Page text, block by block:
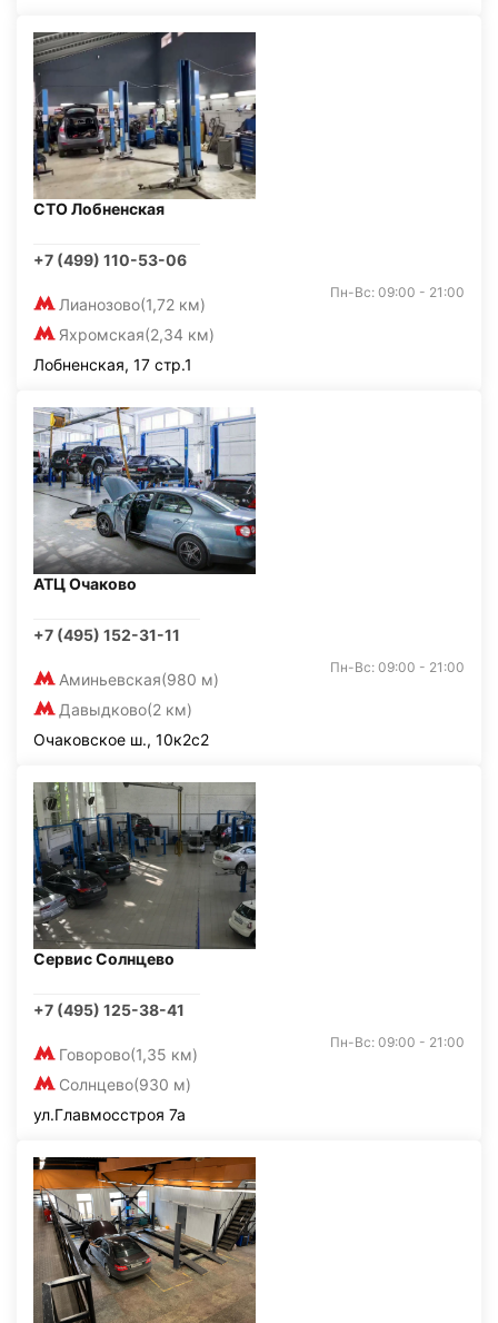
СТО Лобненская
+7 (499) 110-53-06
Лианозово(1,72 км)
Яхромская(2,34 км)
Пн-Вс: 09:00 - 21:00
Лобненская, 17 стр.1
АТЦ Очаково
+7 (495) 152-31-11
Аминьевская(980 м)
Давыдково(2 км)
Пн-Вс: 09:00 - 21:00
Очаковское ш., 10к2с2
Сервис Солнцево
+7 (495) 125-38-41
Говорово(1,35 км)
Солнцево(930 м)
Пн-Вс: 09:00 - 21:00
ул.Главмосстроя 7а